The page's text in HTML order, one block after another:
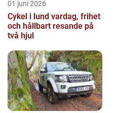
01 juni 2026
Cykel i lund vardag, frihet
och hållbart resande på
två hjul